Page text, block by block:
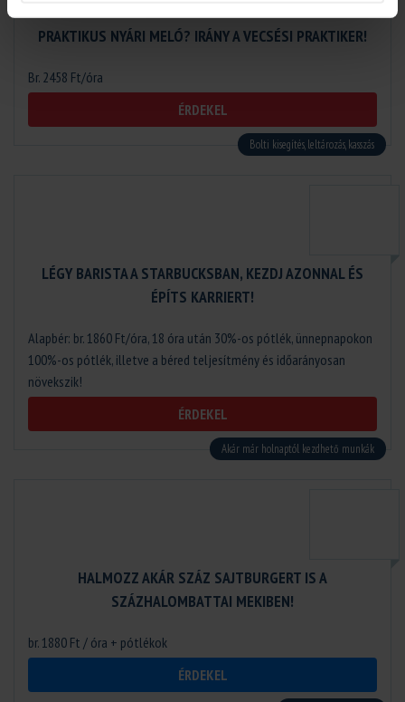
PRAKTIKUS NYÁRI MELÓ? IRÁNY A VECSÉSI PRAKTIKER!
Br. 2458 Ft/óra
ÉRDEKEL
Bolti kisegítés, leltározás, kasszás
LÉGY BARISTA A STARBUCKSBAN, KEZDJ AZONNAL ÉS
ÉPÍTS KARRIERT!
Alapbér: br. 1860 Ft/óra, 18 óra után 30%-os pótlék, ünnepnapokon
100%-os pótlék, illetve a béred teljesítmény és időarányosan
növekszik!
ÉRDEKEL
Akár már holnaptól kezdhető munkák
HALMOZZ AKÁR SZÁZ SAJTBURGERT IS A
SZÁZHALOMBATTAI MEKIBEN!
br. 1880 Ft / óra + pótlékok
ÉRDEKEL